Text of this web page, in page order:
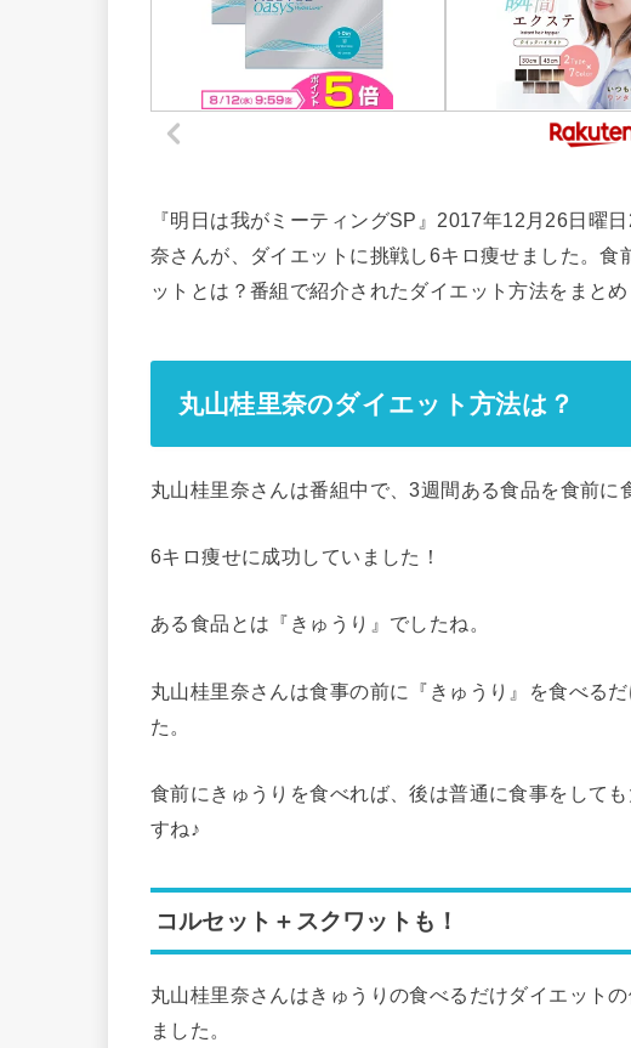
『明日は我がミーティングSP』2017年12月26日曜
奈さんが、ダイエットに挑戦し6キロ痩せました。
ットとは？番組で紹介されたダイエット方法をまとめ
丸山桂里奈のダイエット方法は？
丸山桂里奈さんは番組中で、3週間ある食品を食前
6キロ痩せに成功していました！
ある食品とは『きゅうり』でしたね。
丸山桂里奈さんは食事の前に『きゅうり』を食べる
た。
食前にきゅうりを食べれば、後は普通に食事をして
すね♪
コルセット＋スクワットも！
丸山桂里奈さんはきゅうりの食べるだけダイエット
ました。